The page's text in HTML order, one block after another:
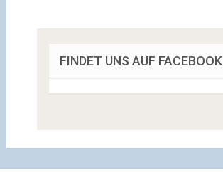
FINDET UNS AUF FACEBOOK